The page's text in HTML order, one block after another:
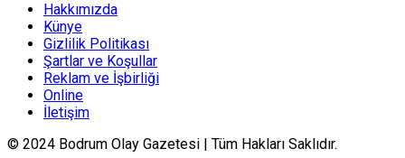
Hakkımızda
Künye
Gizlilik Politikası
Şartlar ve Koşullar
Reklam ve İşbirliği
Online
İletişim
© 2024 Bodrum Olay Gazetesi | Tüm Hakları Saklıdır.